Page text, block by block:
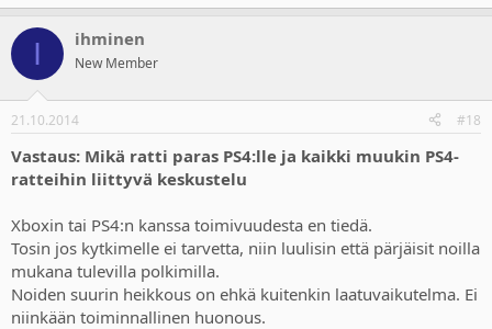
I ihminen
New Member
21.10.2014 #18
Vastaus: Mikä ratti paras PS4:lle ja kaikki muukin PS4-
ratteihin liittyvä keskustelu
Xboxin tai PS4:n kanssa toimivuudesta en tiedä.
Tosin jos kytkimelle ei tarvetta, niin luulisin että pärjäisit noilla
mukana tulevilla polkimilla.
Noiden suurin heikkous on ehkä kuitenkin laatuvaikutelma. Ei
niinkään toiminnallinen huonous.